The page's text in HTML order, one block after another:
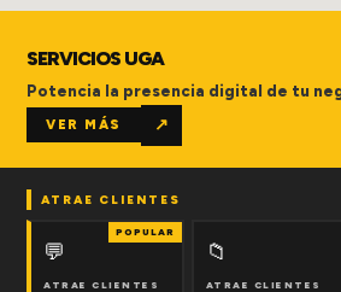
SERVICIOS UGA
Potencia la presencia digital de tu
VER MÁS ↗
ATRAE CLIENTES
POPULAR
💬
ATRAE CLIENTES
📁
ATRAE CLIENTES